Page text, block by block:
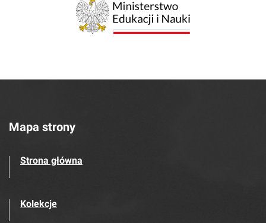
Mapa strony
Strona główna
Kolekcje